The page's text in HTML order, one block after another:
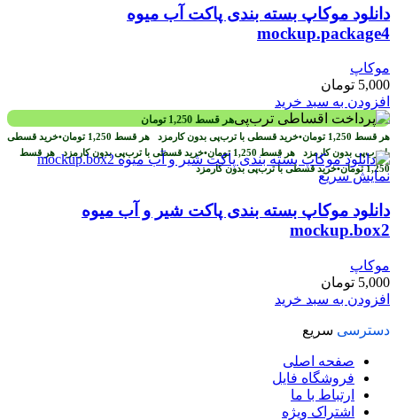
دانلود موکاپ بسته بندی پاکت آب میوه
mockup.package4
موکاپ
5,000 تومان
افزودن به سبد خرید
هر قسط 1,250 تومان
هر قسط 1,250 تومان•خرید قسطی با ترب‌پی بدون کارمزد هر قسط 1,250 تومان•خرید قسطی
با ترب‌پی بدون کارمزد هر قسط 1,250 تومان•خرید قسطی با ترب‌پی بدون کارمزد هر قسط
1,250 تومان•خرید قسطی با ترب‌پی بدون کارمزدنمایش سریع
دانلود موکاپ بسته بندی پاکت شیر و آب میوه
mockup.box2
موکاپ
5,000 تومان
افزودن به سبد خرید
دسترسی سریع
صفحه اصلی
فروشگاه فایل
ارتباط با ما
اشتراک ویژه